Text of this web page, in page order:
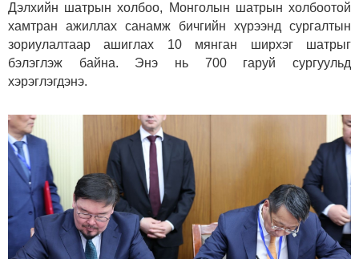
Дэлхийн шатрын холбоо, Монголын шатрын холбоотой
хамтран ажиллах санамж бичгийн хүрээнд сургалтын
зориулалтаар ашиглах 10 мянган ширхэг шатрыг
бэлэглэж байна. Энэ нь 700 гаруй сургуульд
хэрэглэгдэнэ.